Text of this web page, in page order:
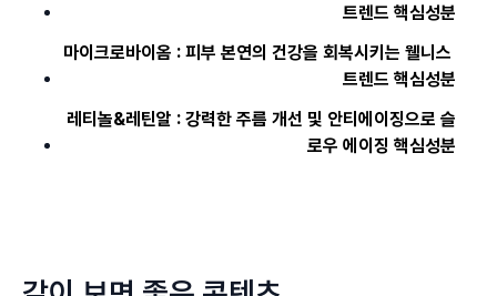
트렌드 핵심성분
마이크로바이옴 : 피부 본연의 건강을 회복시키는 웰니스
트렌드 핵심성분
레티놀&레틴알 : 강력한 주름 개선 및 안티에이징으로 슬
로우 에이징 핵심성분